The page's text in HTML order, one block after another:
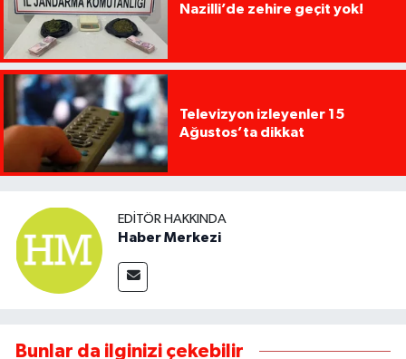
Nazilli’de zehire geçit yok!
Televizyon izleyenler 15
Ağustos’ta dikkat
EDITÖR HAKKINDA
Haber Merkezi
Bunlar da ilginizi çekebilir